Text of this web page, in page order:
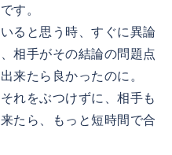
す。
ると思う時、すぐに異論
相手がその結論の問題点
来たら良かったのに。
れをぶつけずに、相手も
たら、もっと短時間で合